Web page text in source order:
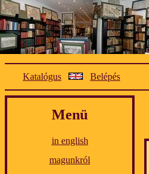
Katalógus Belépés
Menü
in english
magunkról